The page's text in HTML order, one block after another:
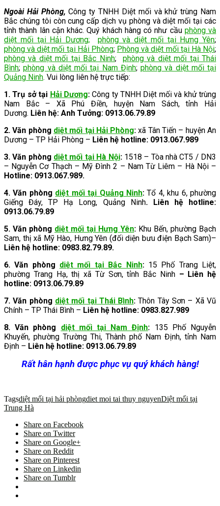
Ngoài Hải Phòng, Công ty TNHH Diệt mối và khử trùng Nam
Bắc chúng tôi còn cung cấp dịch vụ phòng và diệt mối tại các
tỉnh thành lân cận khác. Quý khách hàng có như cầu phòng và
diệt mối tại Hải Dương; phòng và diệt mối tại Hưng Yên;
phòng và diệt mối tại Hải Phòng; Phòng và diệt mối tại Hà Nội;
phòng và diệt mối tại Bắc Ninh; phòng và diệt mối tại Thái
Bình;phòng và diệt mối tại Nam Định; phòng và diệt mối tại
Quảng Ninh. Vui lòng liên hệ trực tiếp:
1. Trụ sở tại Hải Dương:Công ty TNHH Diệt mối và khử trùng
Nam Bắc – Xã Phú Điền, huyện Nam Sách, tỉnh Hải
Dương. Liên hệ: Anh Tưởng: 0913.06.79.89
2. Văn phòng diệt mối tại Hải Phòng: xã Tân Tiến – huyện An
Dương – TP Hải Phòng – Liên hệ hotline: 0913.067.989
3. Văn phòng diệt mối tại Hà Nội: 1518 – Tòa nhà CT5 / DN3
– Nguyễn Cơ Thạch – Mỹ Đình 2 – Nam Từ Liêm – Hà Nội –
Hotline: 0913.067.989.
4. Văn phòng diệt mối tại Quảng Ninh:Tổ 4, khu 6, phường
Giếng Đáy, TP Hạ Long, Quảng Ninh. Liên hệ hotline:
0913.06.79.89
5. Văn phòng diệt mối tại Hưng Yên: Khu Bến, phường Bạch
Sam, thị xã Mỹ Hào, Hưng Yên (đối diện bưu điện Bạch Sam)–
Liên hệ hotline: 0983.82.79.89.
6. Văn phòng diệt mối tại Bắc Ninh:15 Phố Trang Liệt,
phường Trang Hạ, thị xã Từ Sơn, tỉnh Bắc Ninh– Liên hệ
hotline: 0913.06.79.89
7. Văn phòng diệt mối tại Thái Bình: Thôn Tây Sơn – Xã Vũ
Chính – TP Thái Bình – Liên hệ hotline: 0983.827.989
8. Văn phòng diệt mối tại Nam Định: 135 Phố Nguyễn
Khuyến, phường Trường Thi, Thành phố Nam Định, tỉnh Nam
Định – Liên hệ hotline: 0913.06.79.89
Rất hân hạnh được phục vụ quý khách hàng!
Tagsdiệt mối tại hải phòngdiet moi tai thuy nguyenDiệt mối tại
Trung Hà
Share on Facebook
Share on Twitter
Share on Google+
Share on Reddit
Share on Pinterest
Share on Linkedin
Share on Tumblr